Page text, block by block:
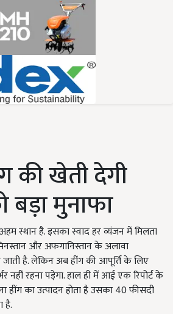
की खेती देगी
बड़ा मुनाफा
स्थान है. इसका स्वाद हर व्यंजन में मिलता
और अफगानिस्तान के अलावा
है. लेकिन अब हींग की आपूर्ति के लिए
नहीं रहना पड़ेगा. हाल ही में आई एक रिपोर्ट के
हींग का उत्पादन होता है उसका 40 फीसदी
है.